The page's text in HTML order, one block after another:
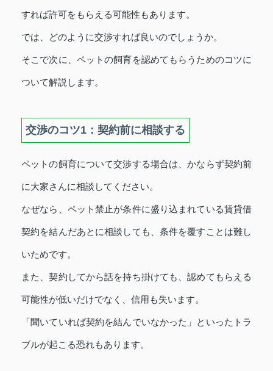
すれば許可をもらえる可能性もあります。
では、どのように交渉すれば良いのでしょうか。
そこで次に、ペットの飼育を認めてもらうためのコツに
ついて解説します。
交渉のコツ1：契約前に相談する
ペットの飼育について交渉する場合は、かならず契約前
に大家さんに相談してください。
なぜなら、ペット禁止が条件に盛り込まれている賃貸借
契約を結んだあとに相談しても、条件を覆すことは難し
いためです。
また、契約してから話を持ち掛けても、認めてもらえる
可能性が低いだけでなく、信用も失います。
「聞いていれば契約を結んでいなかった」といったトラ
ブルが起こる恐れもあります。